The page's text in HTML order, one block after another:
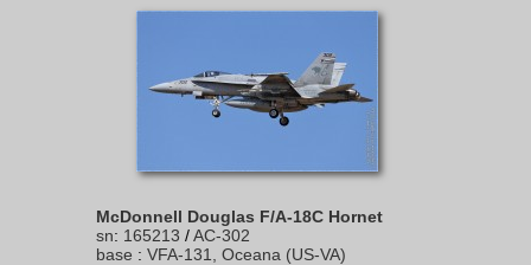
McDonnell Douglas F/A-18C Hornet
sn: 165213 /AC-302
base : VFA-131, Oceana (US-VA)